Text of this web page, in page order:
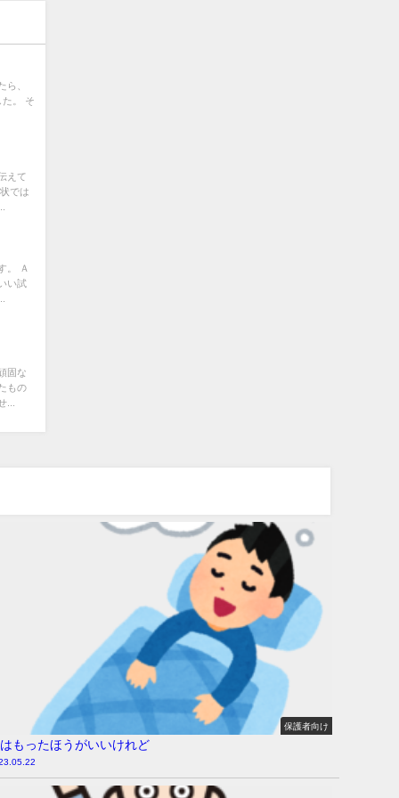
ら、
。 そ
えて
では
。 Ａ
い試
固な
もの
...
保護者向け
もったほうがいいけれど